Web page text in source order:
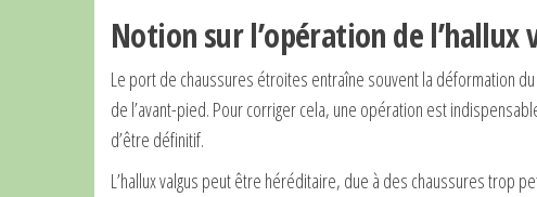
Notion sur l’opération de l’hallux
Le port de chaussures étroites entraîne souvent la déformation
de l’avant-pied. Pour corriger cela, une opération est
d’être définitif.
L’hallux valgus peut être héréditaire, due à des chaussures trop